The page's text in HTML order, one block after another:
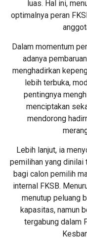
luas. Hal ini,
optimalnya peran
Dalam momentum
adanya
menghadirkan
lebih terbuka,
pentingnya
menciptakan
mendorong
Lebih lanjut, ia
pemilihan yang
bagi calon pemilih
internal FKSB.
menutup peluang
kapasitas, namun
tergabung dalam